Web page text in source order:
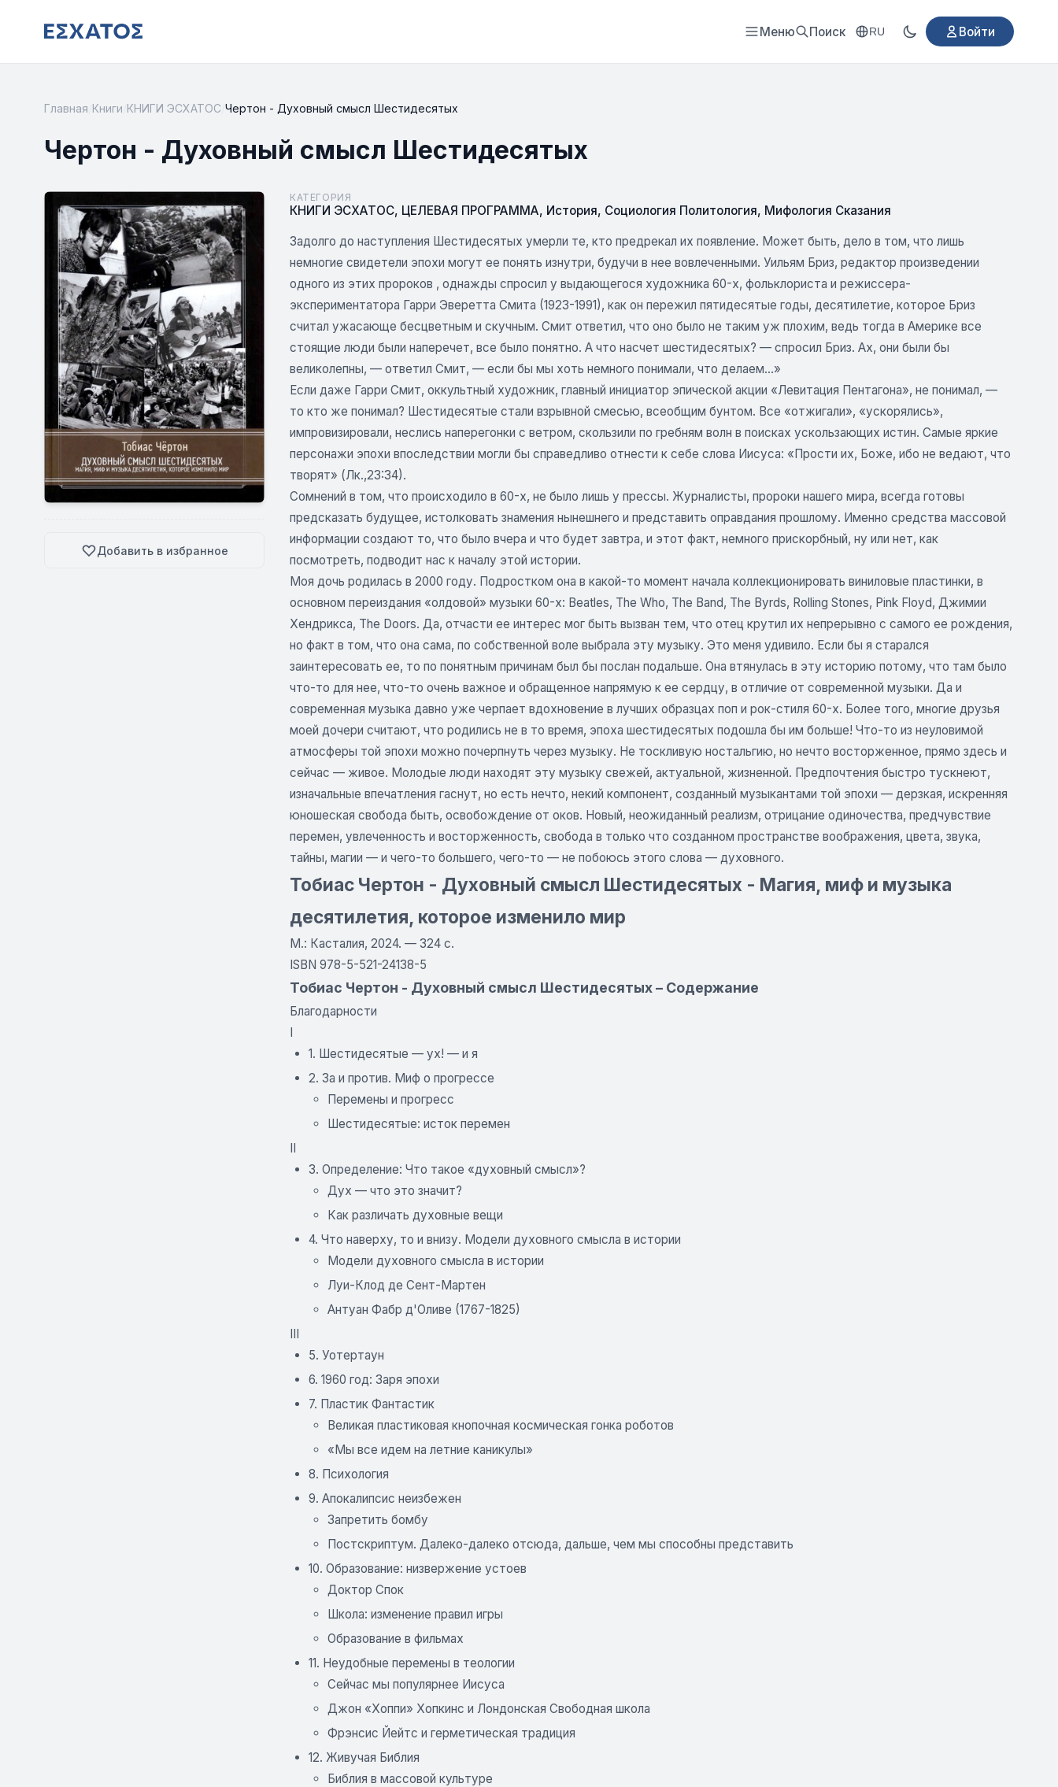
Меню Поиск RU Войти
Главная Книги КНИГИ ЭСХАТОС Чертон - Духовный смысл Шестидесятых
Чертон - Духовный смысл Шестидесятых
Добавить в избранное
КАТЕГОРИЯ
КНИГИ ЭСХАТОС, ЦЕЛЕВАЯ ПРОГРАММА, История, Социология Политология, Мифология Сказания
Задолго до наступления Шестидесятых умерли те, кто предрекал их появление. Может быть, дело в том, что лишь
немногие свидетели эпохи могут ее понять изнутри, будучи в нее вовлеченными. Уильям Бриз, редактор произведении
одного из этих пророков , однажды спросил у выдающегося художника 60-х, фольклориста и режиссера-
экспериментатора Гарри Эверетта Смита (1923-1991), как он пережил пятидесятые годы, десятилетие, которое Бриз
считал ужасающе бесцветным и скучным. Смит ответил, что оно было не таким уж плохим, ведь тогда в Америке все
стоящие люди были наперечет, все было понятно. А что насчет шестидесятых? — спросил Бриз. Ах, они были бы
великолепны, — ответил Смит, — если бы мы хоть немного понимали, что делаем...»
Если даже Гарри Смит, оккультный художник, главный инициатор эпической акции «Левитация Пентагона», не понимал, —
то кто же понимал? Шестидесятые стали взрывной смесью, всеобщим бунтом. Все «отжигали», «ускорялись»,
импровизировали, неслись наперегонки с ветром, скользили по гребням волн в поисках ускользающих истин. Самые яркие
персонажи эпохи впоследствии могли бы справедливо отнести к себе слова Иисуса: «Прости их, Боже, ибо не ведают, что
творят» (Лк.,23:34).
Сомнений в том, что происходило в 60-х, не было лишь у прессы. Журналисты, пророки нашего мира, всегда готовы
предсказать будущее, истолковать знамения нынешнего и представить оправдания прошлому. Именно средства массовой
информации создают то, что было вчера и что будет завтра, и этот факт, немного прискорбный, ну или нет, как
посмотреть, подводит нас к началу этой истории.
Моя дочь родилась в 2000 году. Подростком она в какой-то момент начала коллекционировать виниловые пластинки, в
основном переиздания «олдовой» музыки 60-х: Beatles, The Who, The Band, The Byrds, Rolling Stones, Pink Floyd, Джимии
Хендрикса, The Doors. Да, отчасти ее интерес мог быть вызван тем, что отец крутил их непрерывно с самого ее рождения,
но факт в том, что она сама, по собственной воле выбрала эту музыку. Это меня удивило. Если бы я старался
заинтересовать ее, то по понятным причинам был бы послан подальше. Она втянулась в эту историю потому, что там было
что-то для нее, что-то очень важное и обращенное напрямую к ее сердцу, в отличие от современной музыки. Да и
современная музыка давно уже черпает вдохновение в лучших образцах поп и рок-стиля 60-х. Более того, многие друзья
моей дочери считают, что родились не в то время, эпоха шестидесятых подошла бы им больше! Что-то из неуловимой
атмосферы той эпохи можно почерпнуть через музыку. Не тоскливую ностальгию, но нечто восторженное, прямо здесь и
сейчас — живое. Молодые люди находят эту музыку свежей, актуальной, жизненной. Предпочтения быстро тускнеют,
изначальные впечатления гаснут, но есть нечто, некий компонент, созданный музыкантами той эпохи — дерзкая, искренняя
юношеская свобода быть, освобождение от оков. Новый, неожиданный реализм, отрицание одиночества, предчувствие
перемен, увлеченность и восторженность, свобода в только что созданном пространстве воображения, цвета, звука,
тайны, магии — и чего-то большего, чего-то — не побоюсь этого слова — духовного.
Тобиас Чертон - Духовный смысл Шестидесятых - Магия, миф и музыка
десятилетия, которое изменило мир
Μ.: Касталия, 2024. — 324 с.
ISBN 978-5-521-24138-5
Тобиас Чертон - Духовный смысл Шестидесятых – Содержание
Благодарности
I
1. Шестидесятые — ух! — и я
2. За и против. Миф о прогрессе
Перемены и прогресс
Шестидесятые: исток перемен
II
3. Определение: Что такое «духовный смысл»?
Дух — что это значит?
Как различать духовные вещи
4. Что наверху, то и внизу. Модели духовного смысла в истории
Модели духовного смысла в истории
Луи-Клод де Сент-Мартен
Антуан Фабр д'Оливе (1767-1825)
III
5. Уотертаун
6. 1960 год: Заря эпохи
7. Пластик Фантастик
Великая пластиковая кнопочная космическая гонка роботов
«Мы все идем на летние каникулы»
8. Психология
9. Апокалипсис неизбежен
Запретить бомбу
Постскриптум. Далеко-далеко отсюда, дальше, чем мы способны представить
10. Образование: низвержение устоев
Доктор Спок
Школа: изменение правил игры
Образование в фильмах
11. Неудобные перемены в теологии
Сейчас мы популярнее Иисуса
Джон «Хоппи» Хопкинс и Лондонская Свободная школа
Фрэнсис Йейтс и герметическая традиция
12. Живучая Библия
Библия в массовой культуре